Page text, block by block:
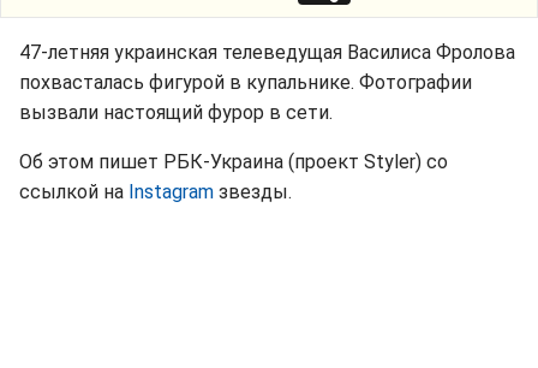
47-летняя украинская телеведущая Василиса Фролова
похвасталась фигурой в купальнике. Фотографии
вызвали настоящий фурор в сети.
Об этом пишет РБК-Украина (проект Styler) со
ссылкой на Instagram звезды.